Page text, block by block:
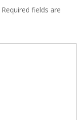
Required fields are